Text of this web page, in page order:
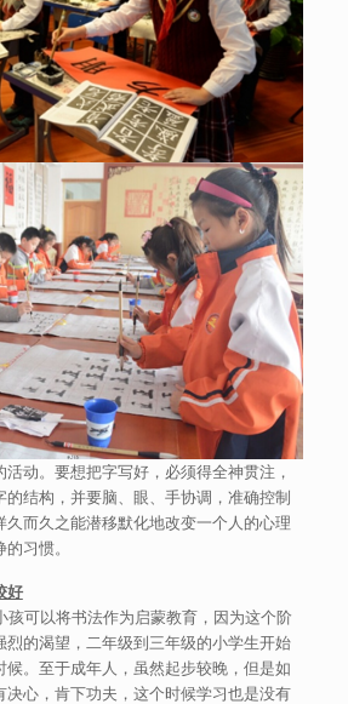
动。要想把字写好，必须得全神贯注，
结构，并要脑、眼、手协调，准确控制
久而久之能潜移默化地改变一个人的心理
习惯。
好
孩可以将书法作为启蒙教育，因为这个阶
烈的渴望，二年级到三年级的小学生开始
候。至于成年人，虽然起步较晚，但是如
决心，肯下功夫，这个时候学习也是没有